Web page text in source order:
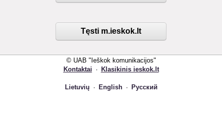
Tęsti m.ieskok.lt
© UAB "Ieškok komunikacijos"
Kontaktai · Klasikinis ieskok.lt
Lietuvių · English · Русский